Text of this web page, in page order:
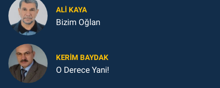
ALI KAYA
Bizim Oğlan
KERIM BAYDAK
O Derece Yani!